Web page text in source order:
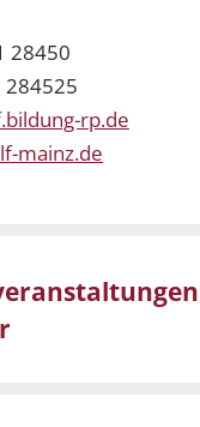
rp.de
mainz.de